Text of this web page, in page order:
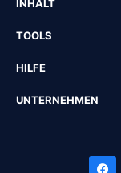
INHALT
TOOLS
HILFE
UNTERNEHMEN